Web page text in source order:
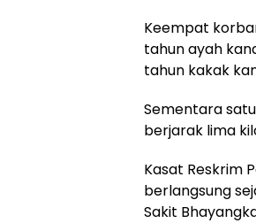
Keempat
tahun ayah
tahun kakak
Sementara
berjarak lima
Kasat Reskrim
berlangsung
Sakit